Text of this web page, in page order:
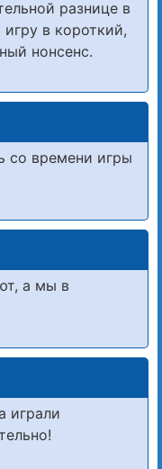
разнице в
в короткий,
нонсенс.
со времени игры
а мы в
играли